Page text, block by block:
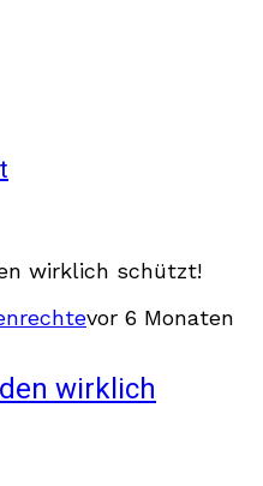
vor 6 Monaten
wirklich